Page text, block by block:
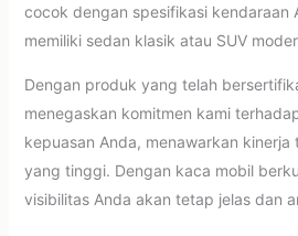
cocok dengan spesifikasi kendaraan
memiliki sedan klasik atau SUV
Dengan produk yang telah
menegaskan komitmen kami
kepuasan Anda, menawarkan
yang tinggi. Dengan kaca mobil
visibilitas Anda akan tetap jelas dan